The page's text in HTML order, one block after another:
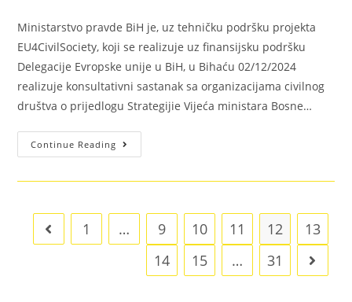
Ministarstvo pravde BiH je, uz tehničku podršku projekta
EU4CivilSociety, koji se realizuje uz finansijsku podršku
Delegacije Evropske unije u BiH, u Bihaću 02/12/2024
realizuje konsultativni sastanak sa organizacijama civilnog
društva o prijedlogu Strategijie Vijeća ministara Bosne…
Continue Reading
1 … 9 10 11 12
13
14
15 … 31